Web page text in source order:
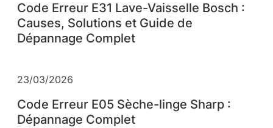
Code Erreur E31 Lave-Vaisselle Bosch :
Causes, Solutions et Guide de
Dépannage Complet
23/03/2026
Code Erreur E05 Sèche-linge Sharp :
Dépannage Complet